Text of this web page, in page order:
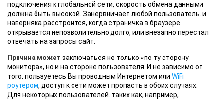
подключения к глобальной сети, скорость обмена данными
должна быть высокой. Занервничает любой пользователь, и
наверняка расстроится, когда страничка в браузере
открывается непозволительно долго, или внезапно перестал
отвечать на запросы сайт.
Причина может заключаться не только «по ту сторону
монитора», но и на стороне пользователя. И не зависимо от
того, пользуетесь Вы проводным Интернетом или WiFi
роутером, доступ к сети может пропасть в обоих случаях.
Для некоторых пользователей, таких как, например,